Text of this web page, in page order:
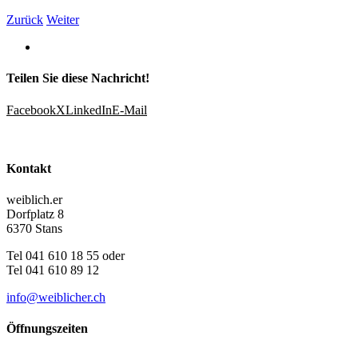
Zurück Weiter
Teilen Sie diese Nachricht!
FacebookXLinkedInE-Mail
Kontakt
weiblich.er
Dorfplatz 8
6370 Stans
Tel 041 610 18 55 oder
Tel 041 610 89 12
info@weiblicher.ch
Öffnungszeiten